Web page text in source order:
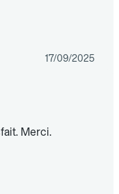
17/09/2025
Merci.